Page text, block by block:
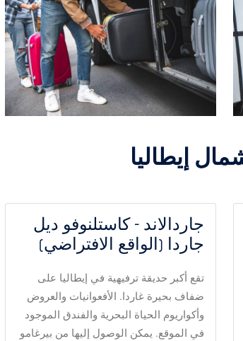
جاردالاند - كاستلنوفو ديل
جاردا (الواقع الافتراضي)
تقع أكبر حديقة ترفيهية في إيطاليا على
ضفاف بحيرة غاردا. الأفعوانيات والعروض
وأكواريوم الحياة البحرية والفندق الموجود
في الموقع. يمكن الوصول إليها من بيرغامو